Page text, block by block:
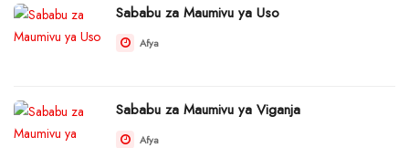
Sababu za Maumivu ya Uso
Afya
Sababu za Maumivu ya Viganja
Afya